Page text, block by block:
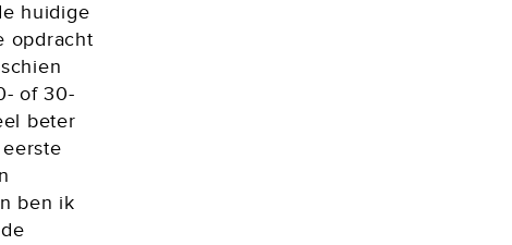
huidige
opdracht
of 30-
beter
ben ik